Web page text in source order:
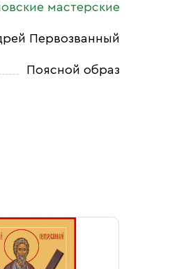
мастерские
Первозванный
Поясной образ